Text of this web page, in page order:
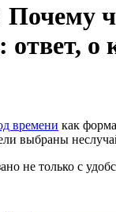
ответ,
времени как
выбраны
не только с